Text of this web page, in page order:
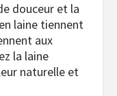
douceur et la
laine tiennent
aux
la laine
naturelle et